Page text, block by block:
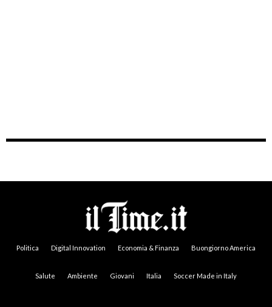
Politica Digital Innovation Economia & Finanza Buongiorno America
Salute Ambiente Giovani Italia Soccer Made in Italy